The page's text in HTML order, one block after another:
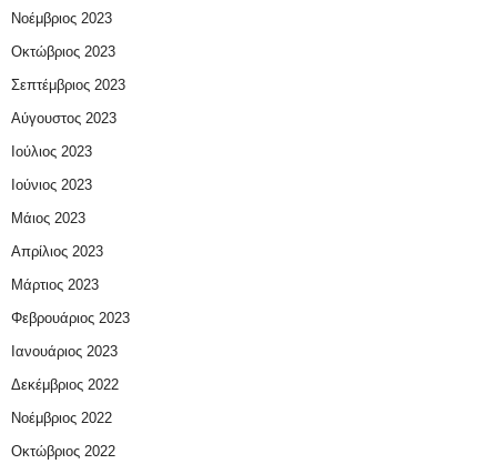
Νοέμβριος 2023
Οκτώβριος 2023
Σεπτέμβριος 2023
Αύγουστος 2023
Ιούλιος 2023
Ιούνιος 2023
Μάιος 2023
Απρίλιος 2023
Μάρτιος 2023
Φεβρουάριος 2023
Ιανουάριος 2023
Δεκέμβριος 2022
Νοέμβριος 2022
Οκτώβριος 2022